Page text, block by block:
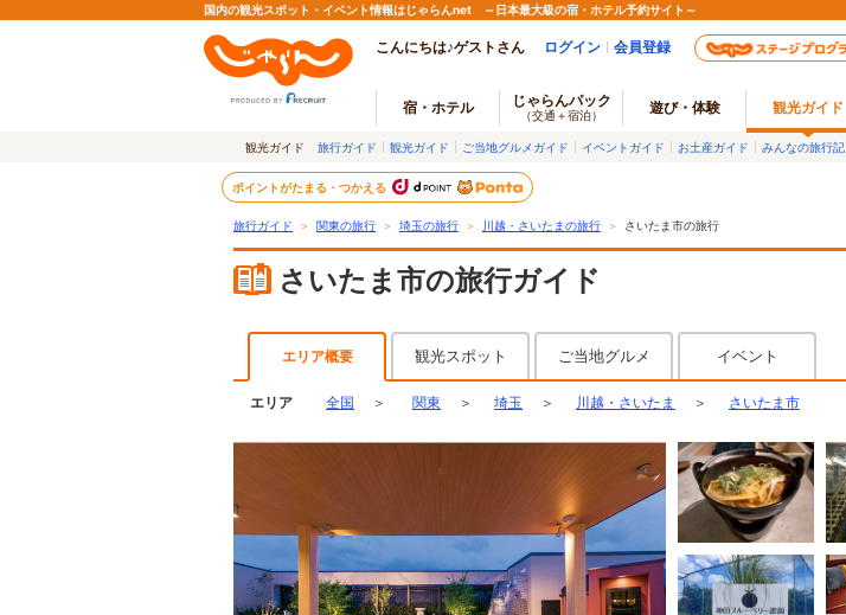
国内の観光スポット・イベント情報はじゃらんnet ～日本最大級の宿・ホテル予約サイト～
こんにちは♪ゲストさん ログイン 会員登録
宿・ホテル じゃらんパック
（交通＋宿泊） 遊び・体験 観光ガイド
観光ガイド 旅行ガイド 観光ガイド ご当地グルメガイド イベントガイド お土産ガイド みんなの旅行記
ポイントがたまる・つかえる
旅行ガイド ＞ 関東の旅行 ＞ 埼玉の旅行 ＞ 川越・さいたまの旅行 ＞ さいたま市の旅行
さいたま市の旅行ガイド
エリア概要 観光スポット ご当地グルメ イベント
エリア 全国 ＞ 関東 ＞ 埼玉 ＞ 川越・さいたま ＞ さいたま市